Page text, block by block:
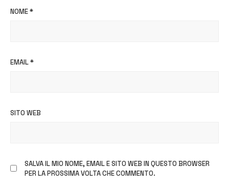
NOME*
EMAIL*
SITO WEB
SALVA IL MIO NOME, EMAIL E SITO WEB IN QUESTO BROWSER
PER LA PROSSIMA VOLTA CHE COMMENTO.